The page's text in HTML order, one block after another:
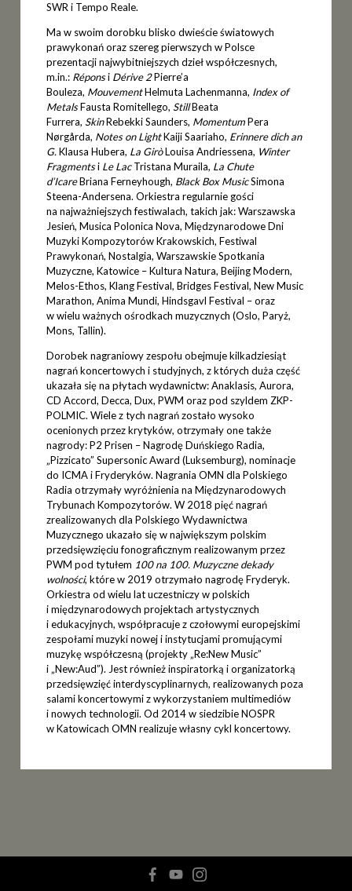
SWR i Tempo Reale.
Ma w swoim dorobku blisko dwieście światowych
prawykonań oraz szereg pierwszych w Polsce
prezentacji najwybitniejszych dzieł współczesnych,
m.in.: Réponsi Dérive 2Pierre’a
Bouleza, MouvementHelmuta Lachenmanna, Index of
MetalsFausta Romitellego, StillBeata
Furrera, SkinRebekki Saunders, MomentumPera
Nørgårda, Notes on LightKaiji Saariaho, Erinnere dich an
G.Klausa Hubera, La GiròLouisa Andriessena, Winter
Fragmentsi Le LacTristana Muraila, La Chute
d’IcareBriana Ferneyhough, Black Box MusicSimona
Steena-Andersena. Orkiestra regularnie gości
na najważniejszych festiwalach, takich jak: Warszawska
Jesień, Musica Polonica Nova, Międzynarodowe Dni
Muzyki Kompozytorów Krakowskich, Festiwal
Prawykonań, Nostalgia, Warszawskie Spotkania
Muzyczne, Katowice – Kultura Natura, Beijing Modern,
Melos-Ethos, Klang Festival, Bridges Festival, New Music
Marathon, Anima Mundi, Hindsgavl Festival – oraz
w wielu ważnych ośrodkach muzycznych (Oslo, Paryż,
Mons, Tallin).
Dorobek nagraniowy zespołu obejmuje kilkadziesiąt
nagrań koncertowych i studyjnych, z których duża część
ukazała się na płytach wydawnictw: Anaklasis, Aurora,
CD Accord, Decca, Dux, PWM oraz pod szyldem ZKP-
POLMIC. Wiele z tych nagrań zostało wysoko
ocenionych przez krytyków, otrzymały one także
nagrody: P2 Prisen – Nagrodę Duńskiego Radia,
„Pizzicato” Supersonic Award (Luksemburg), nominacje
do ICMA i Fryderyków. Nagrania OMN dla Polskiego
Radia otrzymały wyróżnienia na Międzynarodowych
Trybunach Kompozytorów. W 2018 pięć nagrań
zrealizowanych dla Polskiego Wydawnictwa
Muzycznego ukazało się w największym polskim
przedsięwzięciu fonograficznym realizowanym przez
PWM pod tytułem 100 na 100. Muzyczne dekady
wolności, które w 2019 otrzymało nagrodę Fryderyk.
Orkiestra od wielu lat uczestniczy w polskich
i międzynarodowych projektach artystycznych
i edukacyjnych, współpracuje z czołowymi europejskimi
zespołami muzyki nowej i instytucjami promującymi
muzykę współczesną (projekty „Re:New Music”
i „New:Aud”). Jest również inspiratorką i organizatorką
przedsięwzięć interdyscyplinarnych, realizowanych poza
salami koncertowymi z wykorzystaniem multimediów
i nowych technologii. Od 2014 w siedzibie NOSPR
w Katowicach OMN realizuje własny cykl koncertowy.
facebook
youtubeinstagram